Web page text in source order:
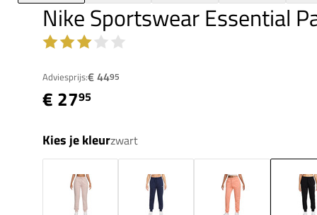
Nike Sportswear Essential
Adviesprijs:€ 4495
€ 2795
Kies je kleurzwart